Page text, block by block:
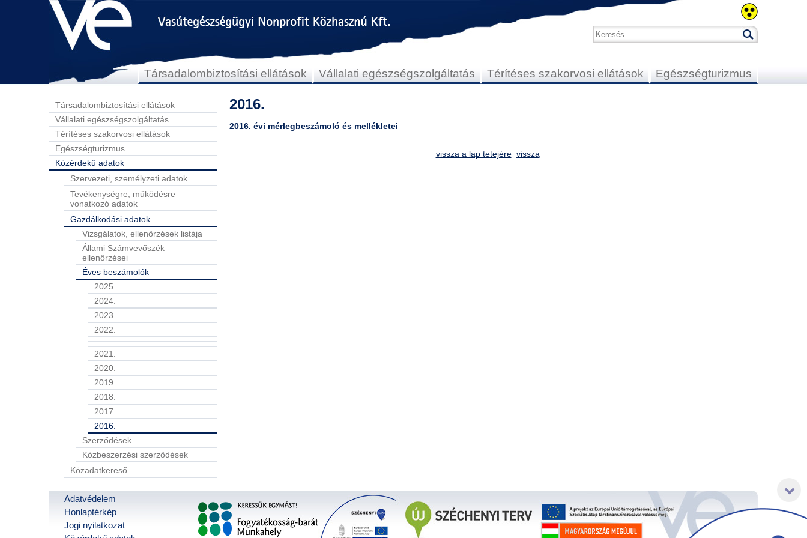
Társadalombiztosítási ellátások Vállalati egészségszolgáltatás Térítéses szakorvosi ellátások Egészségturizmus
Társadalombiztosítási ellátások
Vállalati egészségszolgáltatás
Térítéses szakorvosi ellátások
Egészségturizmus
Közérdekű adatok
Szervezeti, személyzeti adatok
Tevékenységre, működésre
vonatkozó adatok
Gazdálkodási adatok
Vizsgálatok, ellenőrzések listája
Állami Számvevőszék
ellenőrzései
Éves beszámolók
2025.
2024.
2023.
2022.
2021.
2020.
2019.
2018.
2017.
2016.
Szerződések
Közbeszerzési szerződések
Közadatkereső
2016.
2016. évi mérlegbeszámoló és mellékletei
vissza a lap tetejére vissza
Adatvédelem
Honlaptérkép
Jogi nyilatkozat